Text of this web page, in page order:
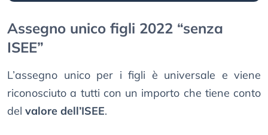
Assegno unico figli 2022 “senza
ISEE”
L’assegno unico per i figli è universale e viene
riconosciuto a tutti con un importo che tiene conto
del valore dell’ISEE.